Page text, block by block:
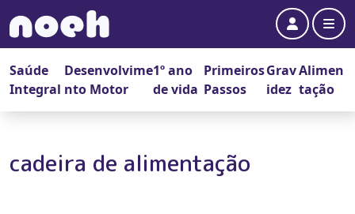
Account
Saúde
Integral
Desenvolvime
nto Motor
1º ano
de vida
Primeiros
Passos
Grav
idez
Alimen
tação
cadeira de alimentação